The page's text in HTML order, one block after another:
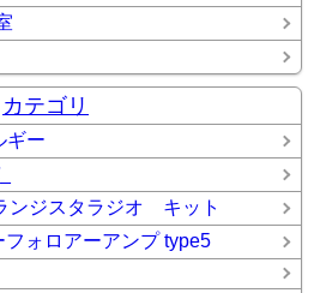
カテゴリ
ギー
ジスタラジオ キット
ォロアーアンプ type5